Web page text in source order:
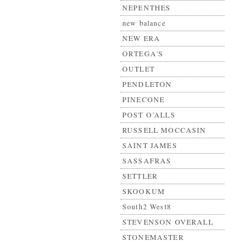
NEPENTHES
new balance
NEW ERA
ORTEGA'S
OUTLET
PENDLETON
PINECONE
POST O’ALLS
RUSSELL MOCCASIN
SAINT JAMES
SASSAFRAS
SETTLER
SKOOKUM
South2 West8
STEVENSON OVERALL
STONEMASTER